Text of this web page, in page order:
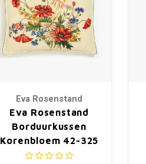
Eva Rosenstand
Eva Rosenstand
Borduurkussen
Korenbloem 42-325